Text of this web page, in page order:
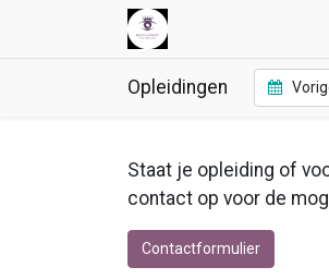
Opleidingen
Staat je opleiding of
contact op voor de
Contactformulier